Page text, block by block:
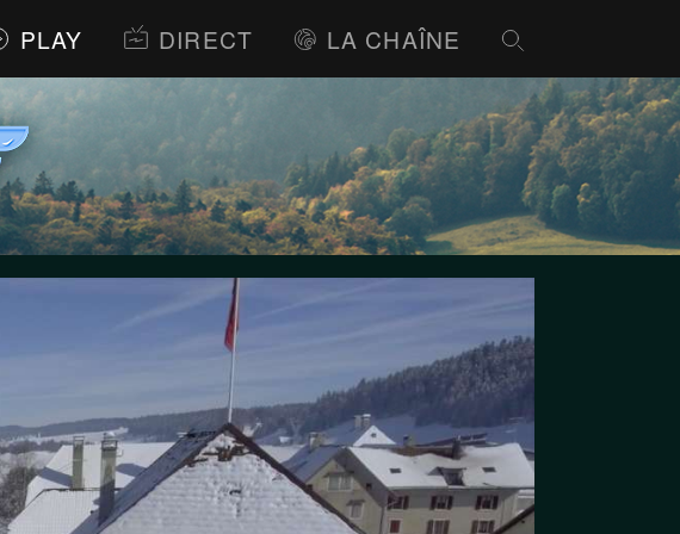
PLAY DIRECT LA CHAÎNE